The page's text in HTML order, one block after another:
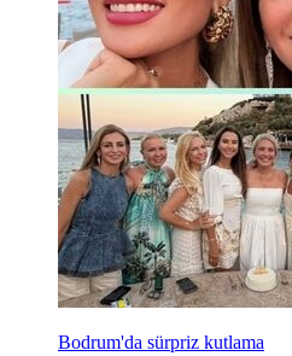
Bodrum'da sürpriz kutlama